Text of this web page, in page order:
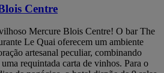
Centre
Mercure Blois Centre! O bar The
Le Quai oferecem um ambiente
artesanal peculiar, combinando
requintada carta de vinhos. Para o